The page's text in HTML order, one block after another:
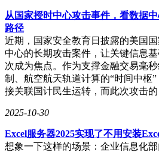
从国家授时中心攻击事件，看数据
路径
近期，国家安全教育日披露的美国
中心的长期攻击案件，让关键信息
次成为焦点。作为支撑金融交易毫
制、航空航天轨道计算的“时间中枢
接关联国计民生运转，而此次攻击的
2025-10-30
Excel服务器2025实现了不用安装
想象一下这样的场景：企业信息化